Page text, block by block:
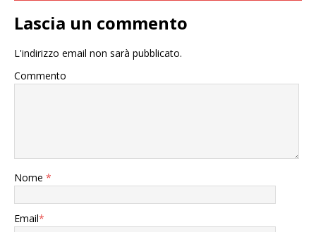
Lascia un commento
L'indirizzo email non sarà pubblicato.
Commento
Nome *
Email*